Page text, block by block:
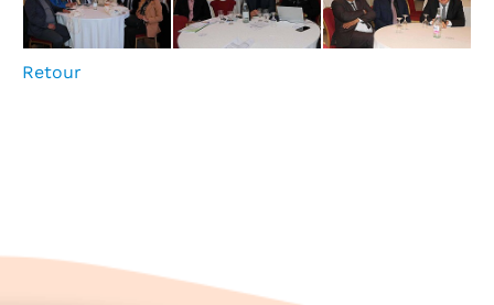
Retour